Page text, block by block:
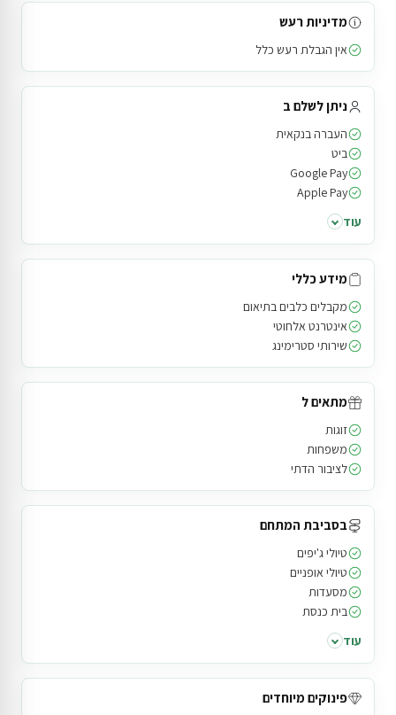
מדיניות רעש
אין הגבלת רעש כלל
ניתן לשלם ב
העברה בנקאית
ביט
Google Pay
Apple Pay
עוד
מידע כללי
מקבלים כלבים בתיאום
אינטרנט אלחוטי
שירותי סטרימינג
מתאים ל
זוגות
משפחות
לציבור הדתי
בסביבת המתחם
טיולי ג'יפים
טיולי אופניים
מסעדות
בית כנסת
עוד
פינוקים מיוחדים